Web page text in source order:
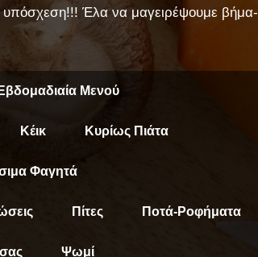
υπόσχεση!!! Έλα να μαγειρέψουμε βήμα-
Εβδομαδιαία Μενού
Κέικ Κυρίως Πιάτα
Φαγητά
Πίτες Ποτά-Ροφήματα
Ψωμί